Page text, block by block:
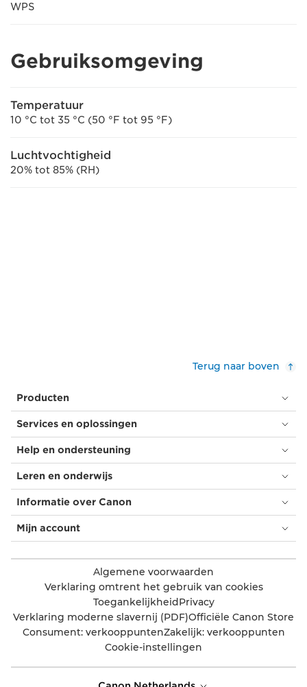
WPS
Gebruiksomgeving
Temperatuur
10 °C tot 35 °C (50 °F tot 95 °F)
Luchtvochtigheid
20% tot 85% (RH)
Terug naar boven
Producten
Services en oplossingen
Help en ondersteuning
Leren en onderwijs
Informatie over Canon
Mijn account
Algemene voorwaarden
Verklaring omtrent het gebruik van cookies
ToegankelijkheidPrivacy
Verklaring moderne slavernij (PDF)Officiële Canon Store
Consument: verkooppuntenZakelijk: verkooppunten
Cookie-instellingen